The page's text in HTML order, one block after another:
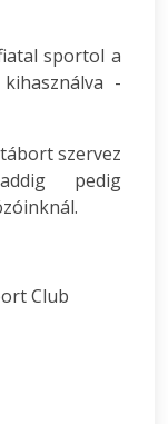
sportol a
-
szervez
pedig
Club